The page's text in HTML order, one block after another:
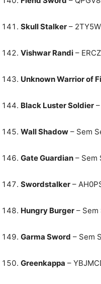
Skull Stalker –
Vishwar Randi –
Unknown Warrior of
Black Luster Soldier
Wall Shadow – Sem
Gate Guardian – Sem
Swordstalker –
Hungry Burger – Sem
Garma Sword – Sem
Greenkappa –